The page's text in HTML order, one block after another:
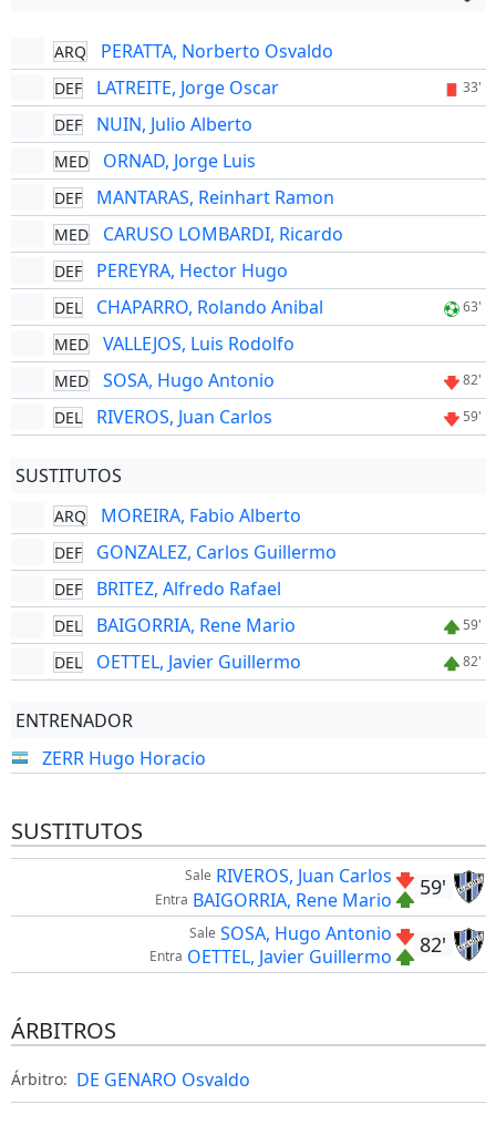
ARQ PERATTA, Norberto Osvaldo
DEF LATREITE, Jorge Oscar 33'
DEF NUIN, Julio Alberto
MED ORNAD, Jorge Luis
DEF MANTARAS, Reinhart Ramon
MED CARUSO LOMBARDI, Ricardo
DEF PEREYRA, Hector Hugo
DEL CHAPARRO, Rolando Anibal 63'
MED VALLEJOS, Luis Rodolfo
MED SOSA, Hugo Antonio 82'
DEL RIVEROS, Juan Carlos 59'
SUSTITUTOS
ARQ MOREIRA, Fabio Alberto
DEF GONZALEZ, Carlos Guillermo
DEF BRITEZ, Alfredo Rafael
DEL BAIGORRIA, Rene Mario 59'
DEL OETTEL, Javier Guillermo 82'
ENTRENADOR
ZERR Hugo Horacio
SUSTITUTOS
59'
Sale RIVEROS, Juan Carlos
Entra BAIGORRIA, Rene Mario
82'
Sale SOSA, Hugo Antonio
Entra OETTEL, Javier Guillermo
ÁRBITROS
Árbitro: DE GENARO Osvaldo